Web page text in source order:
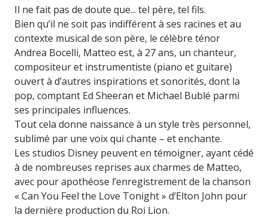
Il ne fait pas de doute que... tel père, tel fils.
Bien qu’il ne soit pas indifférent à ses racines et au
contexte musical de son père, le célèbre ténor
Andrea Bocelli, Matteo est, à 27 ans, un chanteur,
compositeur et instrumentiste (piano et guitare)
ouvert à d’autres inspirations et sonorités, dont la
pop, comptant Ed Sheeran et Michael Bublé parmi
ses principales influences.
Tout cela donne naissance à un style très personnel,
sublimé par une voix qui chante – et enchante.
Les studios Disney peuvent en témoigner, ayant cédé
à de nombreuses reprises aux charmes de Matteo,
avec pour apothéose l’enregistrement de la chanson
« Can You Feel the Love Tonight » d’Elton John pour
la dernière production du Roi Lion.